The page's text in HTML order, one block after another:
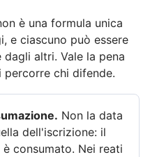
è una formula unica
e ciascuno può essere
altri. Vale la pena
chi difende.
Non la data
dell'iscrizione: il
consumato. Nei reati